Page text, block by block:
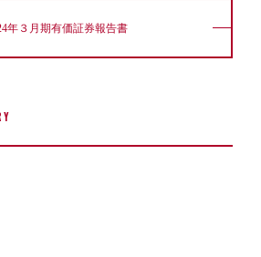
年３月期有価証券報告書